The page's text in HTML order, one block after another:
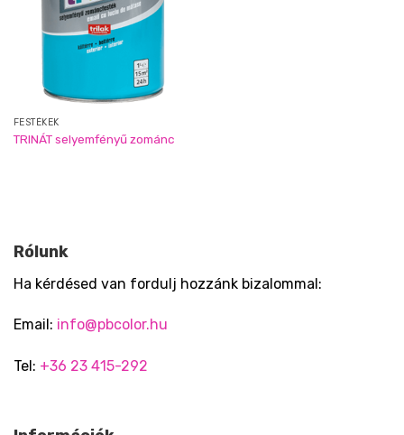
FESTÉKEK
TRINÁT selyemfényű zománc
Rólunk
Ha kérdésed van fordulj hozzánk bizalommal:
Email: info@pbcolor.hu
Tel: +36 23 415-292